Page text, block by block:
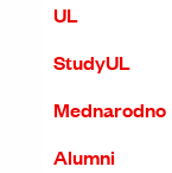
UL
StudyUL
Mednarodno
Alumni